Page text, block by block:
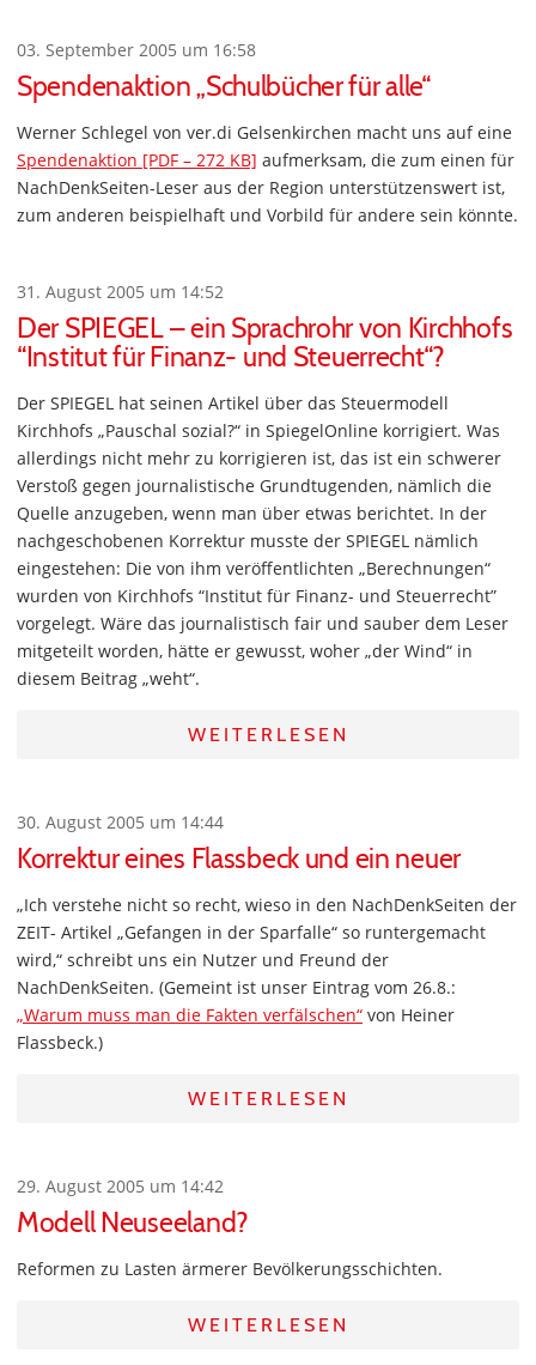
03. September 2005 um 16:58
Spendenaktion „Schulbücher für alle“
Werner Schlegel von ver.di Gelsenkirchen macht uns auf eine
Spendenaktion [PDF – 272 KB] aufmerksam, die zum einen für
NachDenkSeiten-Leser aus der Region unterstützenswert ist,
zum anderen beispielhaft und Vorbild für andere sein könnte.
31. August 2005 um 14:52
Der SPIEGEL – ein Sprachrohr von Kirchhofs
“Institut für Finanz- und Steuerrecht“?
Der SPIEGEL hat seinen Artikel über das Steuermodell
Kirchhofs „Pauschal sozial?“ in SpiegelOnline korrigiert. Was
allerdings nicht mehr zu korrigieren ist, das ist ein schwerer
Verstoß gegen journalistische Grundtugenden, nämlich die
Quelle anzugeben, wenn man über etwas berichtet. In der
nachgeschobenen Korrektur musste der SPIEGEL nämlich
eingestehen: Die von ihm veröffentlichten „Berechnungen“
wurden von Kirchhofs “Institut für Finanz- und Steuerrecht”
vorgelegt. Wäre das journalistisch fair und sauber dem Leser
mitgeteilt worden, hätte er gewusst, woher „der Wind“ in
diesem Beitrag „weht“.
WEITERLESEN
30. August 2005 um 14:44
Korrektur eines Flassbeck und ein neuer
„Ich verstehe nicht so recht, wieso in den NachDenkSeiten der
ZEIT- Artikel „Gefangen in der Sparfalle“ so runtergemacht
wird,“ schreibt uns ein Nutzer und Freund der
NachDenkSeiten. (Gemeint ist unser Eintrag vom 26.8.:
„Warum muss man die Fakten verfälschen“ von Heiner
Flassbeck.)
WEITERLESEN
29. August 2005 um 14:42
Modell Neuseeland?
Reformen zu Lasten ärmerer Bevölkerungsschichten.
WEITERLESEN